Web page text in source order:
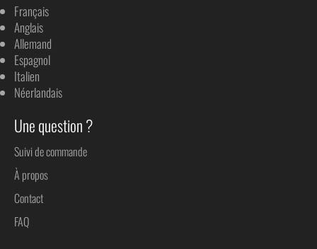
conseille de prendre une taille au-dessus.
LIVRAISON OFFERTE
Français
Anglais
Allemand
Espagnol
Italien
Néerlandais
Une question ?
Suivi de commande
À propos
Contact
FAQ